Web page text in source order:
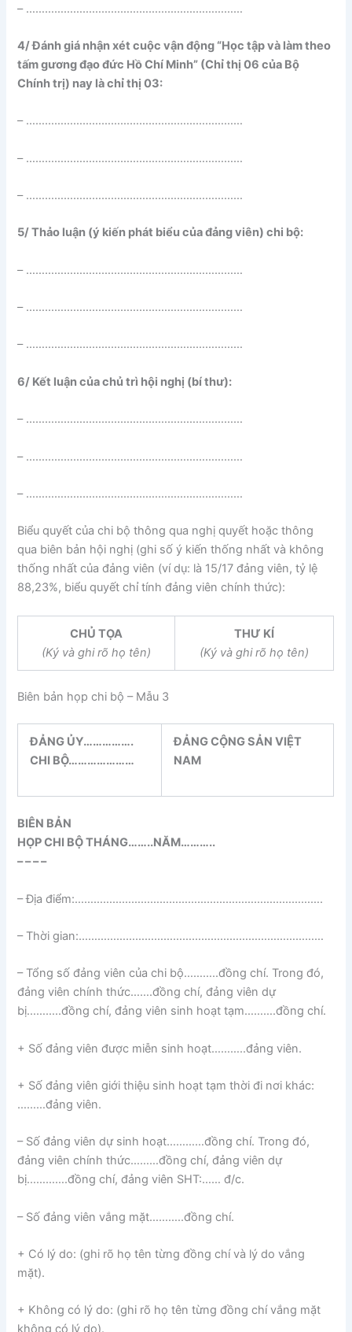
– ……………………………………………………………
4/ Đánh giá nhận xét cuộc vận động “Học tập và làm theo
tấm gương đạo đức Hồ Chí Minh” (Chỉ thị 06 của Bộ
Chính trị) nay là chỉ thị 03:
– ……………………………………………………………
– ……………………………………………………………
– ……………………………………………………………
5/ Thảo luận (ý kiến phát biểu của đảng viên) chi bộ:
– ……………………………………………………………
– ……………………………………………………………
– ……………………………………………………………
6/ Kết luận của chủ trì hội nghị (bí thư):
– ……………………………………………………………
– ……………………………………………………………
– ……………………………………………………………
Biểu quyết của chi bộ thông qua nghị quyết hoặc thông
qua biên bản hội nghị (ghi số ý kiến thống nhất và không
thống nhất của đảng viên (ví dụ: là 15/17 đảng viên, tỷ lệ
88,23%, biểu quyết chỉ tính đảng viên chính thức):
CHỦ TỌA
(Ký và ghi rõ họ tên)
THƯ KÍ
(Ký và ghi rõ họ tên)
Biên bản họp chi bộ – Mẫu 3
ĐẢNG ỦY…………….
CHI BỘ…………………
ĐẢNG CỘNG SẢN VIỆT
NAM
BIÊN BẢN
HỌP CHI BỘ THÁNG……..NĂM………..
– – – –
– Địa điểm:…………………………………………………………………….
– Thời gian:……………………………………………………………………
– Tổng số đảng viên của chi bộ………..đồng chí. Trong đó,
đảng viên chính thức…….đồng chí, đảng viên dự
bị………..đồng chí, đảng viên sinh hoạt tạm……….đồng chí.
+ Số đảng viên được miễn sinh hoạt………..đảng viên.
+ Số đảng viên giới thiệu sinh hoạt tạm thời đi nơi khác:
………đảng viên.
– Số đảng viên dự sinh hoạt…………đồng chí. Trong đó,
đảng viên chính thức………đồng chí, đảng viên dự
bị………….đồng chí, đảng viên SHT:…… đ/c.
– Số đảng viên vắng mặt………..đồng chí.
+ Có lý do: (ghi rõ họ tên từng đồng chí và lý do vắng
mặt).
+ Không có lý do: (ghi rõ họ tên từng đồng chí vắng mặt
không có lý do).